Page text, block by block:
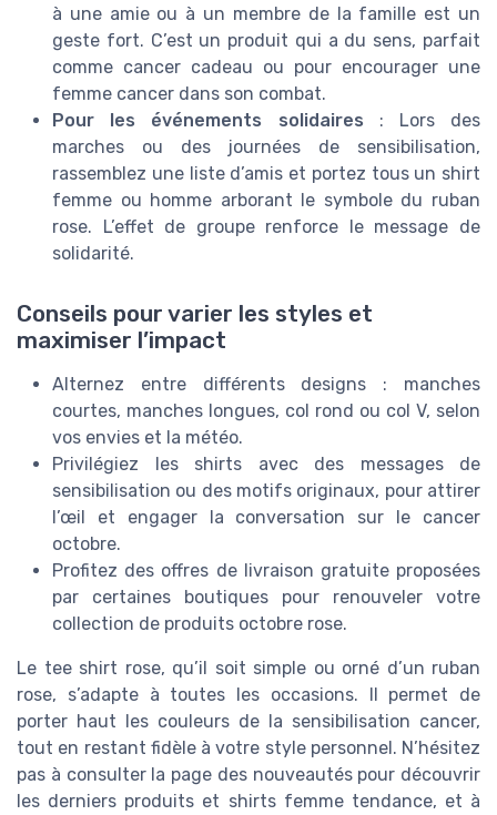
à une amie ou à un membre de la famille est un
geste fort. C’est un produit qui a du sens, parfait
comme cancer cadeau ou pour encourager une
femme cancer dans son combat.
Pour les événements solidaires : Lors des
marches ou des journées de sensibilisation,
rassemblez une liste d’amis et portez tous un shirt
femme ou homme arborant le symbole du ruban
rose. L’effet de groupe renforce le message de
solidarité.
Conseils pour varier les styles et
maximiser l’impact
Alternez entre différents designs : manches
courtes, manches longues, col rond ou col V, selon
vos envies et la météo.
Privilégiez les shirts avec des messages de
sensibilisation ou des motifs originaux, pour attirer
l’œil et engager la conversation sur le cancer
octobre.
Profitez des offres de livraison gratuite proposées
par certaines boutiques pour renouveler votre
collection de produits octobre rose.
Le tee shirt rose, qu’il soit simple ou orné d’un ruban
rose, s’adapte à toutes les occasions. Il permet de
porter haut les couleurs de la sensibilisation cancer,
tout en restant fidèle à votre style personnel. N’hésitez
pas à consulter la page des nouveautés pour découvrir
les derniers produits et shirts femme tendance, et à